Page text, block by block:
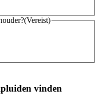
(Vereist)
vinden